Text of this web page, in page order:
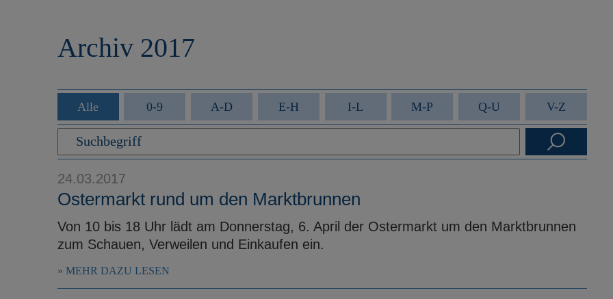
Archiv 2017
Alle 0-9 A-D E-H I-L M-P Q-U V-Z
24.03.2017
Ostermarkt rund um den Marktbrunnen
Von 10 bis 18 Uhr lädt am Donnerstag, 6. April der Ostermarkt um den Marktbrunnen
zum Schauen, Verweilen und Einkaufen ein.
MEHR DAZU LESEN